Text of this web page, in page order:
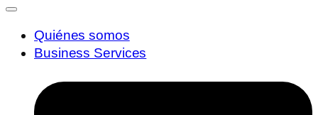
Quiénes somos
Business Services